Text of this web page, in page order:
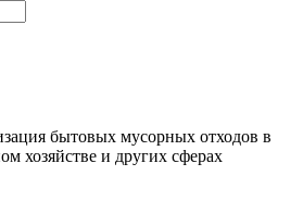
бытовых мусорных отходов в
хозяйстве и других сферах